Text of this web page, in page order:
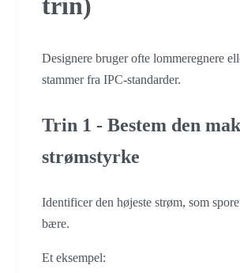
Designere bruger ofte lommeregnere
stammer fra IPC-standarder.
Trin 1 - Bestem den
strømstyrke
Identificer den højeste strøm, som
bære.
Et eksempel: